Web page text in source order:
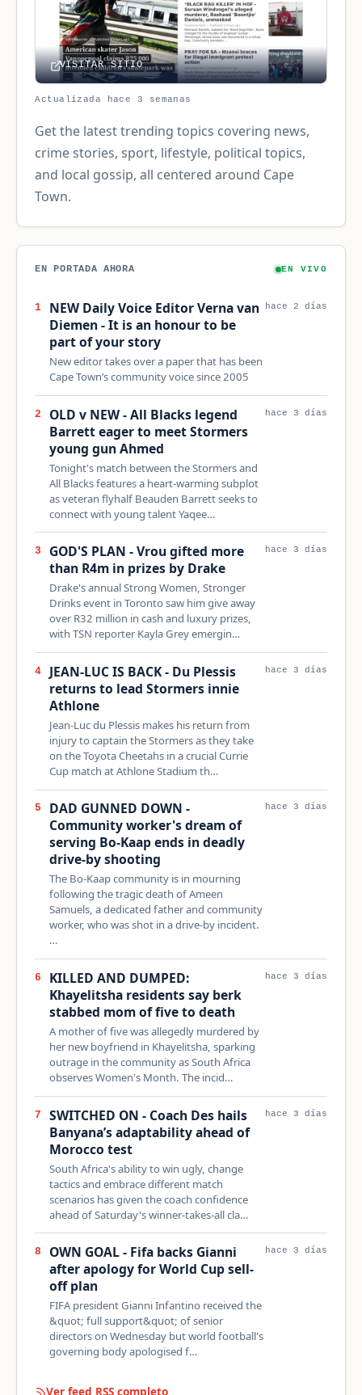
VISITAR SITIO
Actualizada hace 3 semanas
Get the latest trending topics covering news,
crime stories, sport, lifestyle, political topics,
and local gossip, all centered around Cape
Town.
EN PORTADA AHORA EN VIVO
1
NEW Daily Voice Editor Verna van
Diemen - It is an honour to be
part of your story
New editor takes over a paper that has been
Cape Town’s community voice since 2005
hace 2 días
2
OLD v NEW - All Blacks legend
Barrett eager to meet Stormers
young gun Ahmed
Tonight's match between the Stormers and
All Blacks features a heart-warming subplot
as veteran flyhalf Beauden Barrett seeks to
connect with young talent Yaqee…
hace 3 días
3
GOD'S PLAN - Vrou gifted more
than R4m in prizes by Drake
Drake's annual Strong Women, Stronger
Drinks event in Toronto saw him give away
over R32 million in cash and luxury prizes,
with TSN reporter Kayla Grey emergin…
hace 3 días
4
JEAN-LUC IS BACK - Du Plessis
returns to lead Stormers innie
Athlone
Jean-Luc du Plessis makes his return from
injury to captain the Stormers as they take
on the Toyota Cheetahs in a crucial Currie
Cup match at Athlone Stadium th…
hace 3 días
5
DAD GUNNED DOWN -
Community worker's dream of
serving Bo-Kaap ends in deadly
drive-by shooting
The Bo-Kaap community is in mourning
following the tragic death of Ameen
Samuels, a dedicated father and community
worker, who was shot in a drive-by incident.
…
hace 3 días
6
KILLED AND DUMPED:
Khayelitsha residents say berk
stabbed mom of five to death
A mother of five was allegedly murdered by
her new boyfriend in Khayelitsha, sparking
outrage in the community as South Africa
observes Women's Month. The incid…
hace 3 días
7
SWITCHED ON - Coach Des hails
Banyana’s adaptability ahead of
Morocco test
South Africa's ability to win ugly, change
tactics and embrace different match
scenarios has given the coach confidence
ahead of Saturday's winner-takes-all cla…
hace 3 días
8
OWN GOAL - Fifa backs Gianni
after apology for World Cup sell-
off plan
FIFA president Gianni Infantino received the
&quot; full support&quot; of senior
directors on Wednesday but world football's
governing body apologised f…
hace 3 días
Ver feed RSS completo